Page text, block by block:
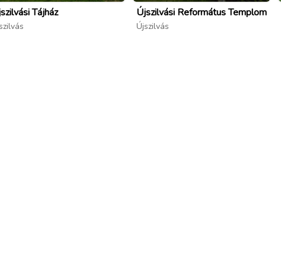
; facebook.com/people/Kastély-
Tájház Újszilvási Református Templom
Újszilvás